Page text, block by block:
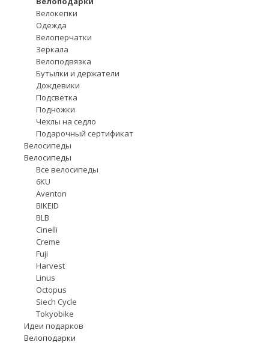
Велокепки
Одежда
Велоперчатки
Зеркала
Велоподвязка
Бутылки и держатели
Дождевики
Подсветка
Подножки
Чехлы на седло
Подарочный сертификат
Велосипеды
Велосипеды
Все велосипеды
6KU
Aventon
BIKEID
BLB
Cinelli
Creme
Fuji
Harvest
Linus
Octopus
Siech Cycle
Tokyobike
Идеи подарков
Велоподарки